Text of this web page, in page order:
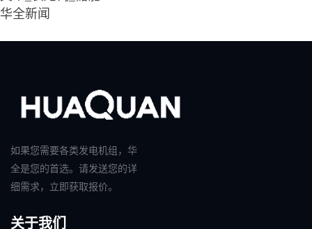
华全新闻
如果您需要各类发电机组，华
全是您的首选。请发送您的详
细需求，立即获取报价。
关于我们